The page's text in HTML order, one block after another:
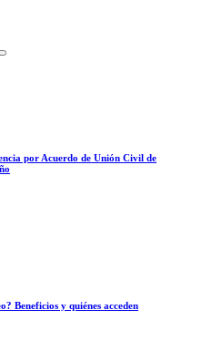
por Acuerdo de Unión Civil de
Beneficios y quiénes acceden